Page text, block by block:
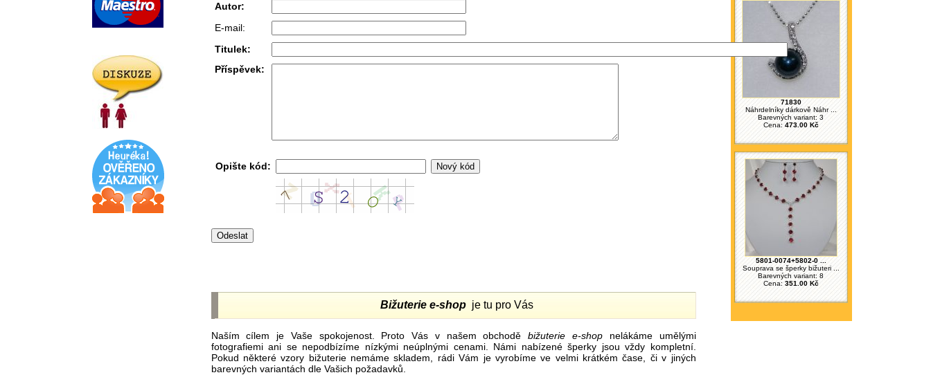
71830
Náhrdelníky dárkově Náhr ...
Barevných variant: 3
Cena: 473.00 Kč
5801-0074+5802-0 ...
Souprava se šperky bižuteri ...
Barevných variant: 8
Cena: 351.00 Kč
Autor:
E-mail:
Titulek:
Příspěvek:
Opište kód:
Bižuterie e-shopje tu pro Vás
Naším cílem je Vaše spokojenost. Proto Vás v našem obchoděbižuterie e-shopnelákáme umělými
fotografiemi ani se nepodbízíme nízkými neúplnými cenami. Námi nabízené šperky jsou vždy kompletní.
Pokud některé vzory bižuterie nemáme skladem, rádi Vám je vyrobíme ve velmi krátkém čase, či v jiných
barevných variantách dle Vašich požadavků.